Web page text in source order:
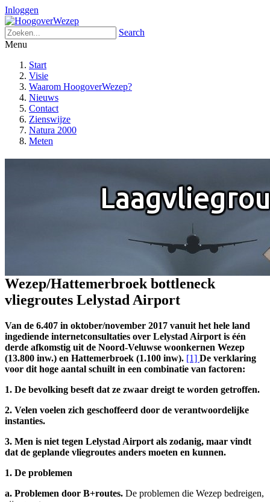
Inloggen
Search
Menu
Start
Visie
Waarom HoogoverWezep?
Nieuws
Contact
Zienswijze
Natura 2000
Meten
Wezep/Hattemerbroek bottleneck
vliegroutes Lelystad Airport
Van de 6.407 in oktober/november 2017 vanuit het hele land
ingediende internetconsultaties over Lelystad Airport is één
derde afkomstig uit de Noord-Veluwse woonkernen Wezep
(13.800 inw.) en Hattemerbroek (1.100 inw). [1] De verklaring
voor dit hoge aantal schuilt in een combinatie van factoren:
1. De bevolking beseft dat ze zwaar dreigt te worden getroffen.
2. Velen voelen zich geschoffeerd door de verantwoordelijke
instanties.
3. Men is niet tegen Lelystad Airport als zodanig, maar vindt
dat de geplande vliegroutes anders moeten en kunnen.
1. De problemen
a. Problemen door B+routes. De problemen die Wezep bedreigen,